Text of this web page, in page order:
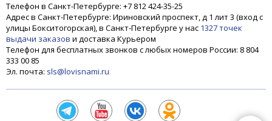
1 200 ₽
Телефон в Санкт-Петербурге: +7 812 424-35-25
Адрес в Санкт-Петербурге: Ириновский проспект, д 1 лит 3 (вход с
улицы Бокситогорская), в Санкт-Петербурге у нас 1327 точек
выдачи заказов и доставка Курьером
Телефон для бесплатных звонков с любых номеров России: 8 804
333 00 85
Эл. почта: sls@lovisnami.ru